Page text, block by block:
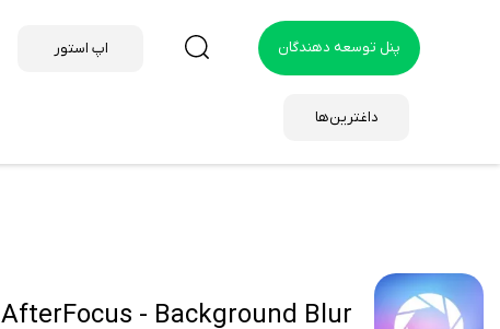
پنل توسعه دهندگان اپ استور
داغترین‌ها
AfterFocus - Background Blur